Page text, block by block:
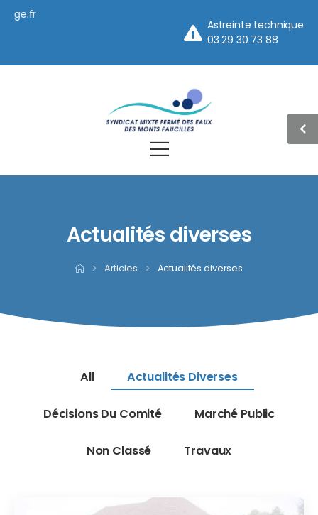
09 62 32 38 05
Astreinte technique
03 29 30 73 88
Actualités diverses
> Articles > Actualités diverses
All Actualités Diverses
Décisions Du Comité Marché Public
Non Classé Travaux